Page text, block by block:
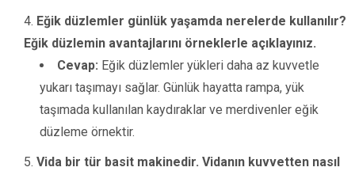
Eğik düzlemler günlük yaşamda nerelerde kullanılır?
Eğik düzlemin avantajlarını örneklerle açıklayınız.
Cevap: Eğik düzlemler yükleri daha az kuvvetle
yukarı taşımayı sağlar. Günlük hayatta rampa, yük
taşımada kullanılan kaydıraklar ve merdivenler eğik
düzleme örnektir.
Vida bir tür basit makinedir. Vidanın kuvvetten nasıl